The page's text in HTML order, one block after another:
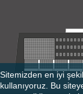
Sitemizden en iyi
kullanıyoruz. Bu